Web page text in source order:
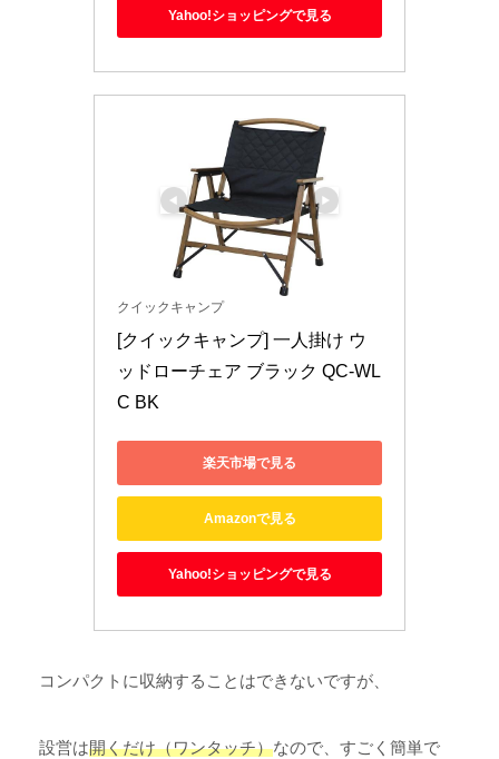
Yahoo!ショッピングで見る
クイックキャンプ
[クイックキャンプ] 一人掛け ウ
ッドローチェア ブラック QC-WL
C BK
楽天市場で見る
Amazonで見る
Yahoo!ショッピングで見る
コンパクトに収納することはできないですが、
設営は開くだけ（ワンタッチ）なので、すごく簡単で